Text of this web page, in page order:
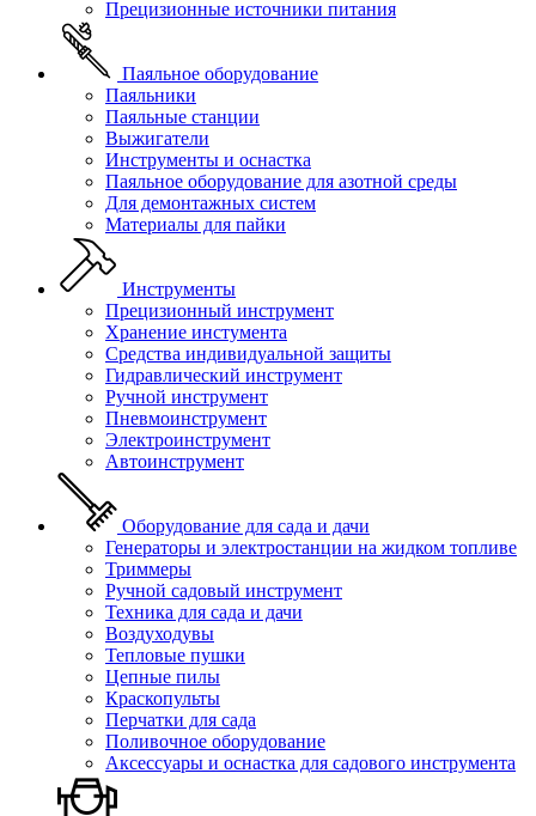
Прецизионные источники питания
Паяльное оборудование
Паяльники
Паяльные станции
Выжигатели
Инструменты и оснастка
Паяльное оборудование для азотной среды
Для демонтажных систем
Материалы для пайки
Инструменты
Прецизионный инструмент
Хранение инстумента
Средства индивидуальной защиты
Гидравлический инструмент
Ручной инструмент
Пневмоинструмент
Электроинструмент
Автоинструмент
Оборудование для сада и дачи
Генераторы и электростанции на жидком топливе
Триммеры
Ручной садовый инструмент
Техника для сада и дачи
Воздуходувы
Тепловые пушки
Цепные пилы
Краскопульты
Перчатки для сада
Поливочное оборудование
Аксессуары и оснастка для садового инструмента